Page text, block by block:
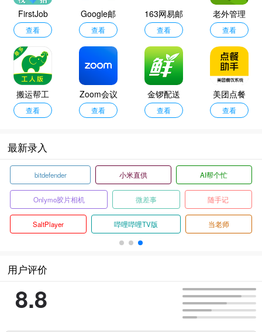
FirstJob
查看
Google邮
箱
查看
163网易邮
箱
查看
老外管理
器
查看
搬运帮工
人版
查看
Zoom会议
查看
金锣配送
查看
美团点餐
助手安卓
查看
最新录入
bitdefender 小米直供 AI帮个忙
Onlymo胶片相机 微差事 随手记
SaltPlayer 哔哩哔哩TV版 当老师
用户评价
8.8